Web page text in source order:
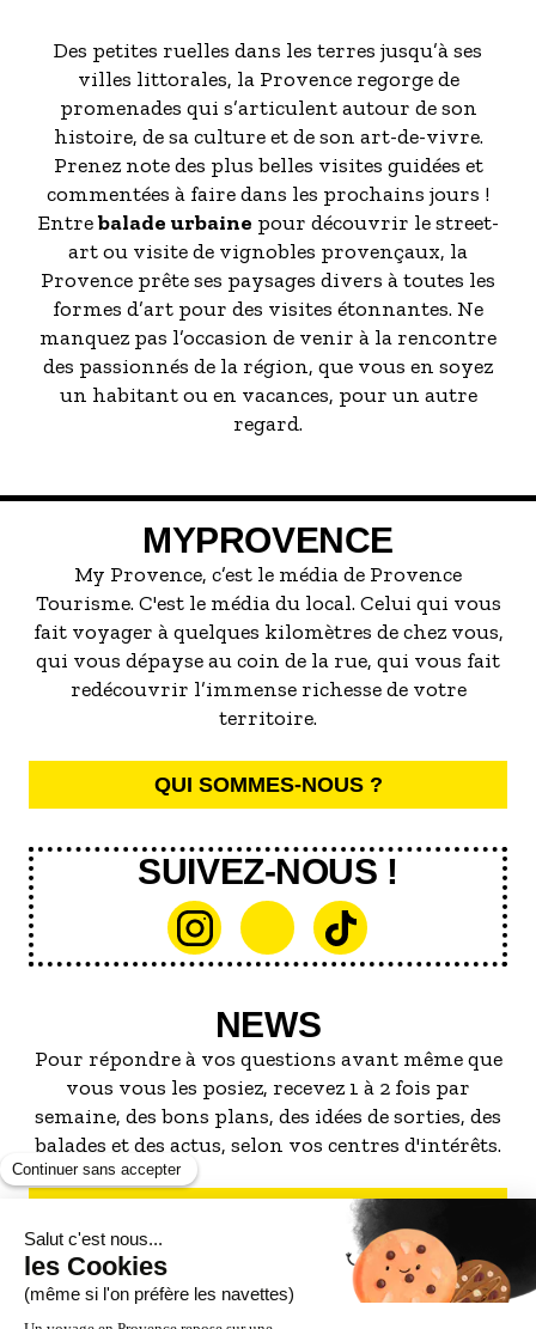
Des petites ruelles dans les terres jusqu’à ses
villes littorales, la Provence regorge de
promenades qui s’articulent autour de son
histoire, de sa culture et de son art-de-vivre.
Prenez note des plus belles visites guidées et
commentées à faire dans les prochains jours !
Entrebalade urbaine pour découvrir le street-
art ou visite de vignobles provençaux, la
Provence prête ses paysages divers à toutes les
formes d’art pour des visites étonnantes. Ne
manquez pas l’occasion de venir à la rencontre
des passionnés de la région, que vous en soyez
un habitant ou en vacances, pour un autre
regard.
MYPROVENCE
My Provence, c’est le média de Provence
Tourisme. C'est le média du local. Celui qui vous
fait voyager à quelques kilomètres de chez vous,
qui vous dépayse au coin de la rue, qui vous fait
redécouvrir l’immense richesse de votre
territoire.
QUI SOMMES-NOUS ?
SUIVEZ-NOUS !
NEWS
Pour répondre à vos questions avant même que
vous vous les posiez, recevez 1 à 2 fois par
semaine, des bons plans, des idées de sorties, des
balades et des actus, selon vos centres d'intérêts.
S'INSCRIRE À LA NEWSLETTER